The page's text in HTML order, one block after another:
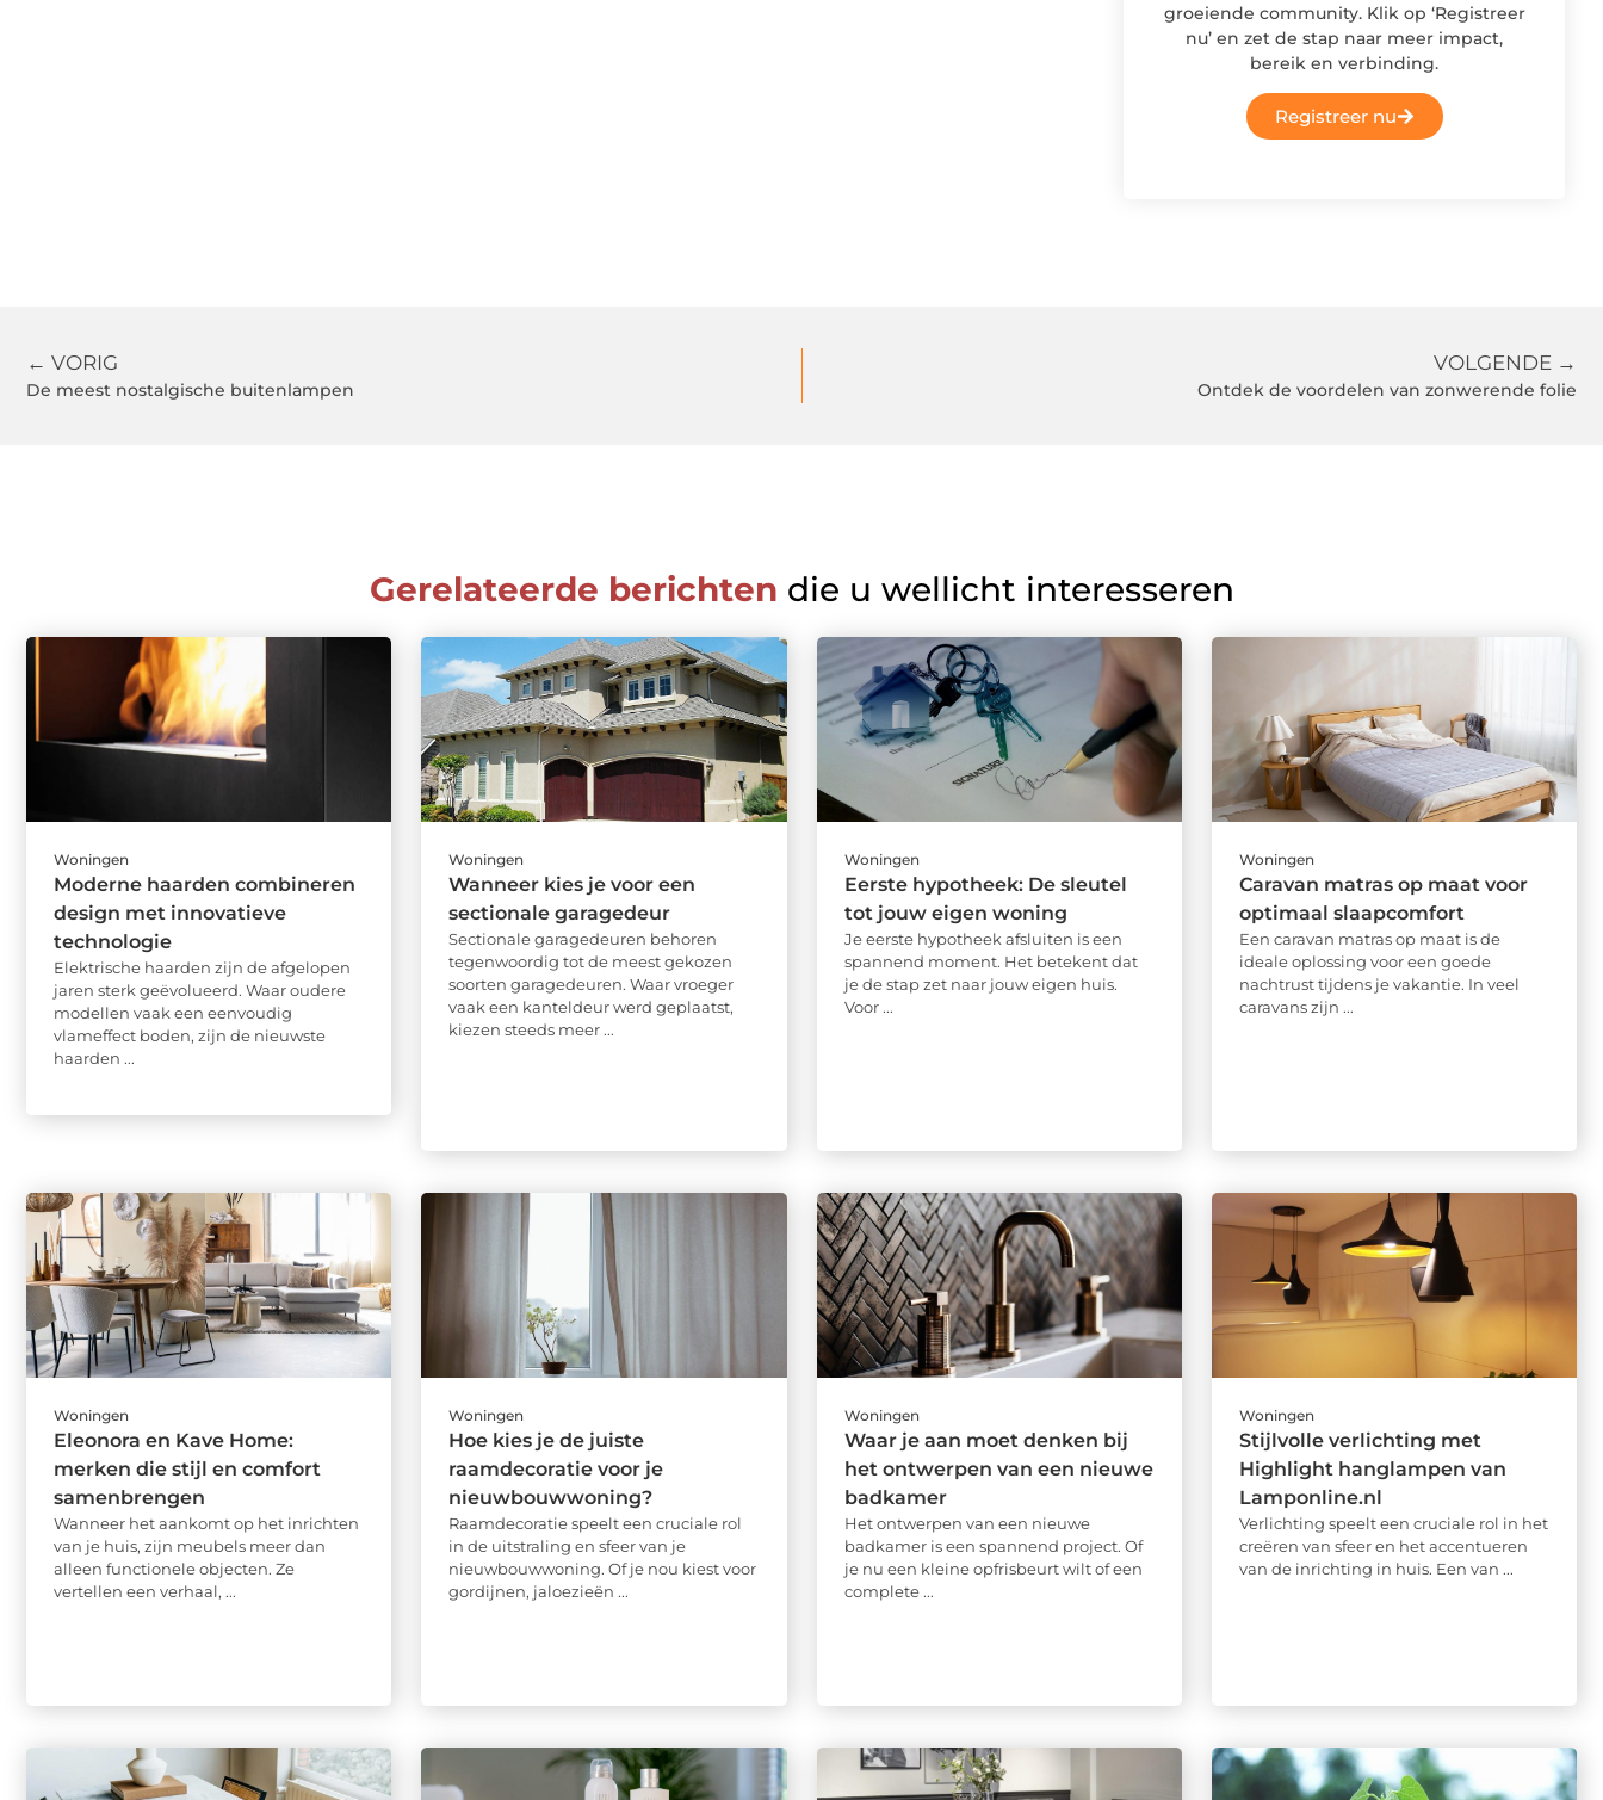
groeiende community. Klik op ‘Registreer
nu’ en zet de stap naar meer impact,
bereik en verbinding.
Registreer nu
← VORIG
De meest nostalgische buitenlampen
VOLGENDE →
Ontdek de voordelen van zonwerende folie
Gerelateerde berichten die u wellicht interesseren
Woningen
Moderne haarden combineren
design met innovatieve
technologie
Elektrische haarden zijn de afgelopen
jaren sterk geëvolueerd. Waar oudere
modellen vaak een eenvoudig
vlameffect boden, zijn de nieuwste
haarden ...
Woningen
Wanneer kies je voor een
sectionale garagedeur
Sectionale garagedeuren behoren
tegenwoordig tot de meest gekozen
soorten garagedeuren. Waar vroeger
vaak een kanteldeur werd geplaatst,
kiezen steeds meer ...
Woningen
Eerste hypotheek: De sleutel
tot jouw eigen woning
Je eerste hypotheek afsluiten is een
spannend moment. Het betekent dat
je de stap zet naar jouw eigen huis.
Voor ...
Woningen
Caravan matras op maat voor
optimaal slaapcomfort
Een caravan matras op maat is de
ideale oplossing voor een goede
nachtrust tijdens je vakantie. In veel
caravans zijn ...
Woningen
Eleonora en Kave Home:
merken die stijl en comfort
samenbrengen
Wanneer het aankomt op het inrichten
van je huis, zijn meubels meer dan
alleen functionele objecten. Ze
vertellen een verhaal, ...
Woningen
Hoe kies je de juiste
raamdecoratie voor je
nieuwbouwwoning?
Raamdecoratie speelt een cruciale rol
in de uitstraling en sfeer van je
nieuwbouwwoning. Of je nou kiest voor
gordijnen, jaloezieën ...
Woningen
Waar je aan moet denken bij
het ontwerpen van een nieuwe
badkamer
Het ontwerpen van een nieuwe
badkamer is een spannend project. Of
je nu een kleine opfrisbeurt wilt of een
complete ...
Woningen
Stijlvolle verlichting met
Highlight hanglampen van
Lamponline.nl
Verlichting speelt een cruciale rol in het
creëren van sfeer en het accentueren
van de inrichting in huis. Een van ...